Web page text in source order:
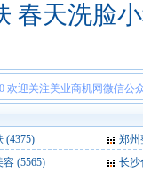
春天洗脸
欢迎关注美业商机网微信公
(4375)
郑州
(5565)
长沙